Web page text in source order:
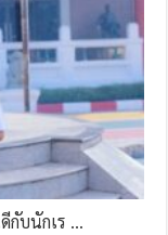
กับนักเร …